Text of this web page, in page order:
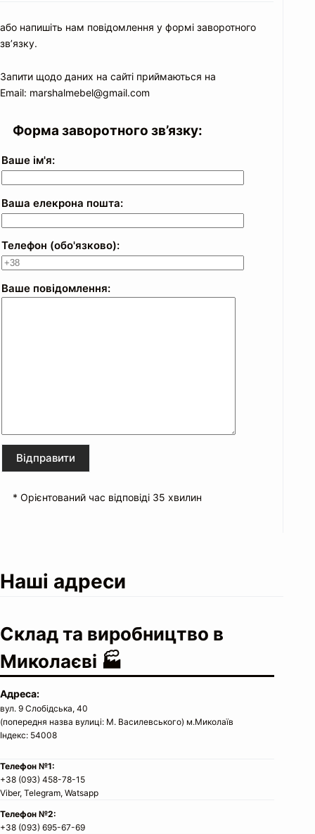
або напишіть нам повідомлення у формі заворотного
зв’язку.
Запити щодо даних на сайті приймаються на
Email: marshalmebel@gmail.com
Форма заворотного зв’язку:
Ваше ім'я:
Ваша елекрона пошта:
Телефон (обо'язково):
Ваше повідомлення:
* Орієнтований час відповіді 35 хвилин
Наші адреси
Cклад та виробництво в
Миколаєві 🏭
Адреса:
вул. 9 Слобідська, 40
(попередня назва вулиці: М. Василевського) м.Миколаїв
Індекс: 54008
Телефон №1:
+38 (093) 458-78-15
Viber, Telegram, Watsapp
Телефон №2:
+38 (093) 695-67-69